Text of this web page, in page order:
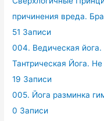
причинения вреда.
51 Записи
004. Ведическая
Тантрическая Йога.
19 Записи
005. Йога разминка
0 Записи